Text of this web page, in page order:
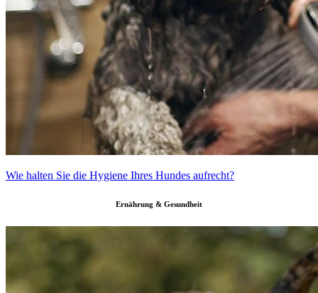
Wie halten Sie die Hygiene Ihres Hundes aufrecht?
Ernährung & Gesundheit